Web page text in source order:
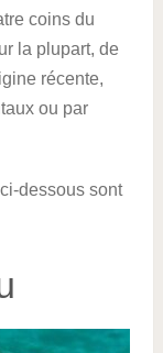
coins du
la plupart, de
récente,
ou par
dessous sont